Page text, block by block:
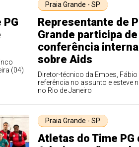
(04)
Praia Grande - SP
Representante de
Grande participa de
conferência
sobre Aids
Diretor-técnico da Empes,
referência no assunto e esteve
no Rio de Janeiro
Praia Grande - SP
Atletas do Time PG